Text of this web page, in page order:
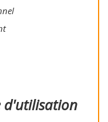
d'utilisation